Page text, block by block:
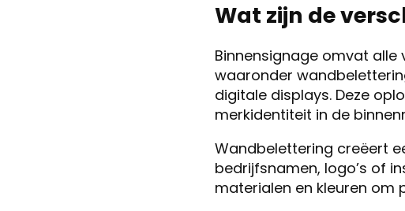
Wat zijn de
Binnensignage omvat
waaronder
digitale displays. Deze
merkidentiteit in de
Wandbelettering creëert
bedrijfsnamen, logo’s of
materialen en kleuren om